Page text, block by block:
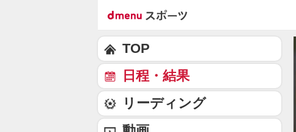
TOP
日程・結果
リーディング